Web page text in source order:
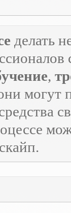
делать
,
могут